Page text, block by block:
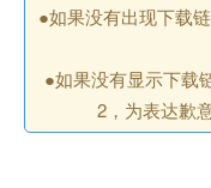
●如果没有出现下载
●如果没有显示下载
2，为表达歉